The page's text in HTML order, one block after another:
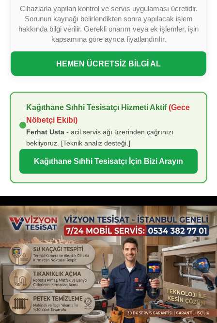
Cihazlarla yapılan kontrol ve servis uygulaması ücretidir.
Sorunun kaynağı belirlendikten sonra yapılacak işlem
hakkında bilgi verilir. Gerekli onarım veya ek işlemler, işin
kapsamına göre ayrıca fiyatlandırılır.
HEMEN ÜCRETSİZ BİLGİ AL
Kağıthane Sıhhi Tesisatçı Hizmeti Aktif(Gece
Nöbetçi Ekibi)
Ferhat Usta - acil servis ağı üzerinden çağrınızı
bekliyoruz. [Teknik analiz desteği.]
Kağıthane Sıhhi Tesisatçı İçin Bizi Arayın